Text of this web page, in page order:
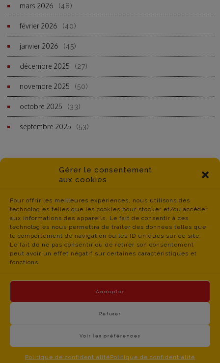
Gérer le consentement
aux cookies
Pour offrir les meilleures expériences, nous utilisons des
technologies telles que les cookies pour stocker et/ou accéder
aux informations des appareils. Le fait de consentir à ces
technologies nous permettra de traiter des données telles que
le comportement de navigation ou les ID uniques sur ce site.
Le fait de ne pas consentir ou de retirer son consentement
peut avoir un effet négatif sur certaines caractéristiques et
fonctions.
Accepter
Refuser
Voir les préférences
Politique de confidentialitéPolitique de confidentialité
mars 2026 (48)
février 2026 (40)
janvier 2026 (45)
décembre 2025 (27)
novembre 2025 (50)
octobre 2025 (33)
septembre 2025 (53)